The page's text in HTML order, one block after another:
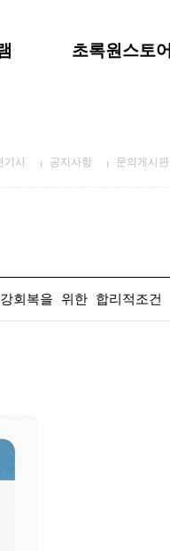
초록원스토어
기사 공지사항 문의게시판
회복을 위한 합리적조건